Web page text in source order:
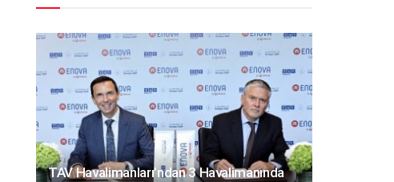
TAV Havalimanları’ndan 3 Havalimanında